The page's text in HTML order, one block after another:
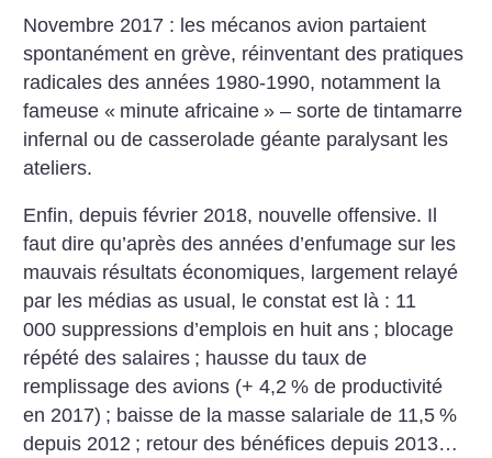
Novembre 2017 : les mécanos avion partaient
spontanément en grève, réinventant des pratiques
radicales des années 1980-1990, notamment la
fameuse « minute africaine » – sorte de tintamarre
infernal ou de casserolade géante paralysant les
ateliers.
Enfin, depuis février 2018, nouvelle offensive. Il
faut dire qu’après des années d’enfumage sur les
mauvais résultats économiques, largement relayé
par les médias as usual, le constat est là : 11
000 suppressions d’emplois en huit ans ; blocage
répété des salaires ; hausse du taux de
remplissage des avions (+ 4,2 % de productivité
en 2017) ; baisse de la masse salariale de 11,5 %
depuis 2012 ; retour des bénéfices depuis 2013…